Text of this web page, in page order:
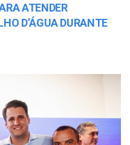
ATENDER
D’ÁGUA DURANTE